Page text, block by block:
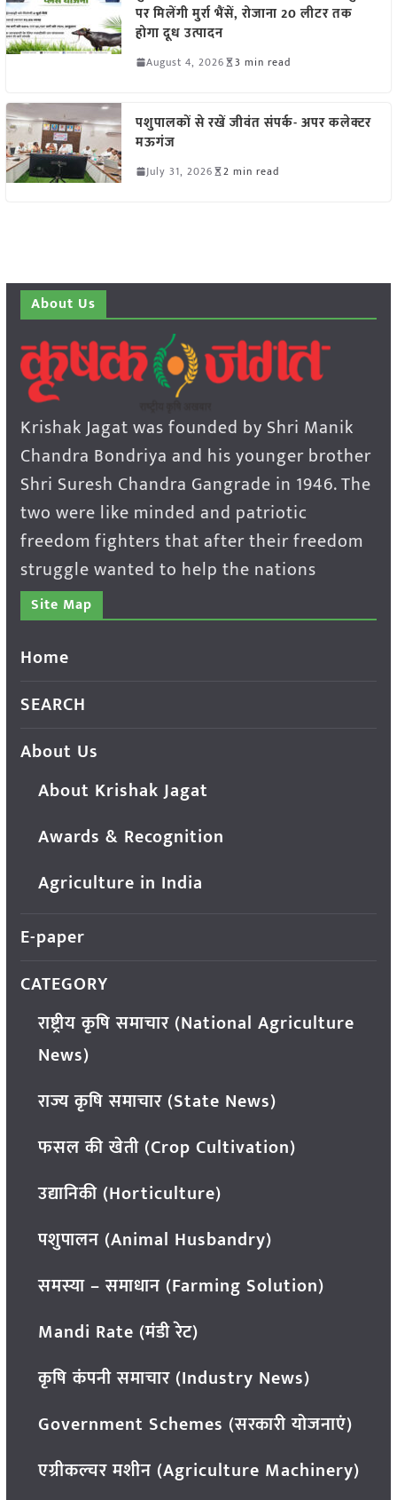
पर मिलेंगी मुर्रा भैंसें, रोजाना 20 लीटर तक
होगा दूध उत्पादन
August 4, 2026 3 min read
पशुपालकों से रखें जीवंत संपर्क- अपर कलेक्टर
मऊगंज
July 31, 2026 2 min read
About Us
Krishak Jagat was founded by Shri Manik
Chandra Bondriya and his younger brother
Shri Suresh Chandra Gangrade in 1946. The
two were like minded and patriotic
freedom fighters that after their freedom
struggle wanted to help the nations
Site Map
Home
SEARCH
About Us
About Krishak Jagat
Awards & Recognition
Agriculture in India
E-paper
CATEGORY
राष्ट्रीय कृषि समाचार (National Agriculture
News)
राज्य कृषि समाचार (State News)
फसल की खेती (Crop Cultivation)
उद्यानिकी (Horticulture)
पशुपालन (Animal Husbandry)
समस्या – समाधान (Farming Solution)
Mandi Rate (मंडी रेट)
कृषि कंपनी समाचार (Industry News)
Government Schemes (सरकारी योजनाएं)
एग्रीकल्चर मशीन (Agriculture Machinery)